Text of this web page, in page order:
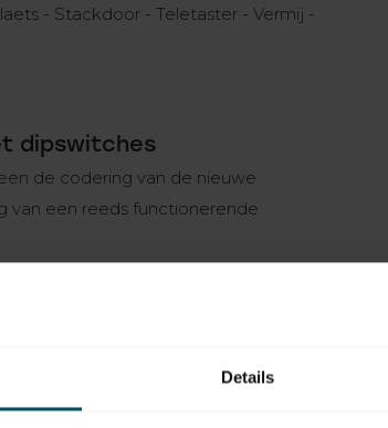
Details
- Stackdoor - Teletaster - Vermij -
dipswitches
de codering van de nieuwe
van een reeds functionerende
waar de codering van de handzender
dipswitches 2 of 3 posities: